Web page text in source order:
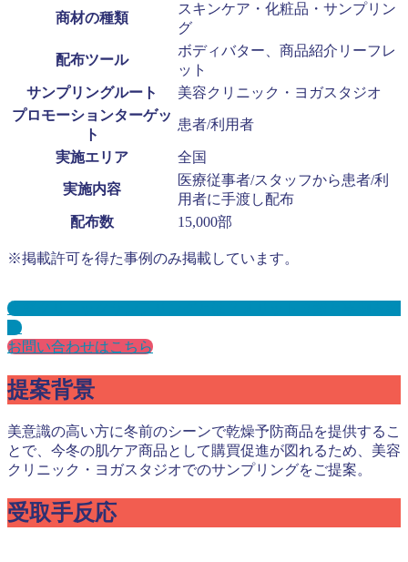
商材の種類
スキンケア・化粧品・サンプリン
グ
配布ツール
ボディバター、商品紹介リーフレ
ット
サンプリングルート
美容クリニック・ヨガスタジオ
プロモーションターゲッ
ト
患者/利用者
実施エリア 全国
実施内容
医療従事者/スタッフから患者/利
用者に手渡し配布
配布数
15,000部
※掲載許可を得た事例のみ掲載しています。
美容クリニックサンプリングとは？メリット３選と事例を紹
介
お問い合わせはこちら
提案背景
美意識の高い方に冬前のシーンで乾燥予防商品を提供するこ
とで、今冬の肌ケア商品として購買促進が図れるため、美容
クリニック・ヨガスタジオでのサンプリングをご提案。
受取手反応